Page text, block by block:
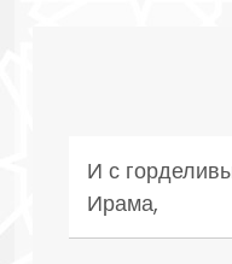
И с
Ирама,